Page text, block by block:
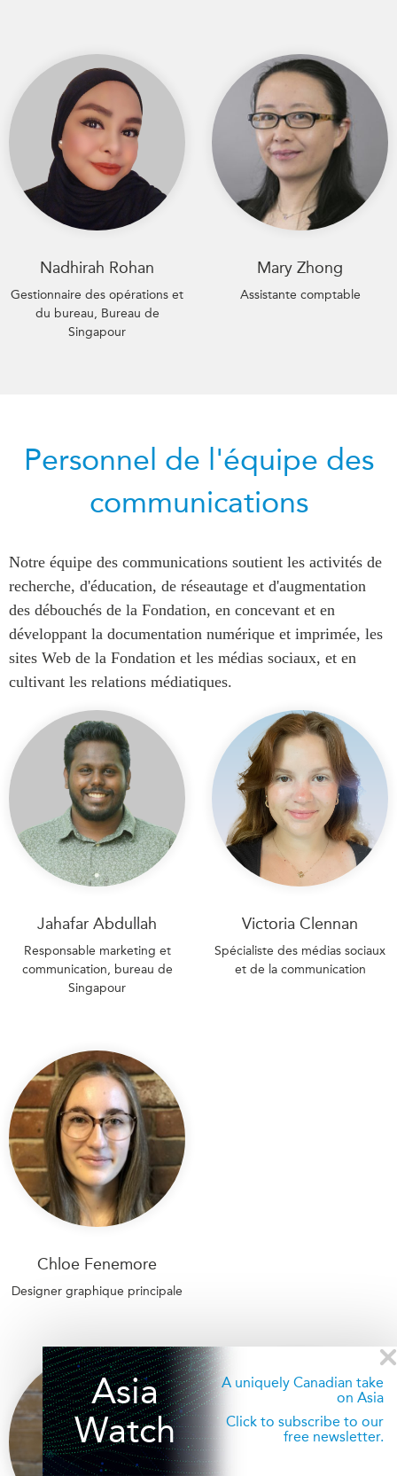
Nadhirah Rohan
Gestionnaire des opérations et
du bureau, Bureau de
Singapour
Mary Zhong
Assistante comptable
Personnel de l'équipe des
communications
Notre équipe des communications soutient les activités de
recherche, d'éducation, de réseautage et d'augmentation
des débouchés de la Fondation, en concevant et en
développant la documentation numérique et imprimée, les
sites Web de la Fondation et les médias sociaux, et en
cultivant les relations médiatiques.
Jahafar Abdullah
Responsable marketing et
communication, bureau de
Singapour
Victoria Clennan
Spécialiste des médias sociaux
et de la communication
Chloe Fenemore
Designer graphique principale
Asia
Watch
A uniquely Canadian take
on Asia
Click to subscribe to our
free newsletter.